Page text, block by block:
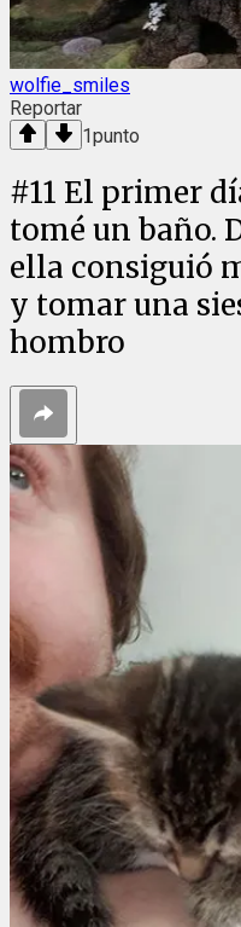
wolfie_smiles
Reportar
1punto
#11 El primer
tomé un baño.
ella consiguió
y tomar una
hombro